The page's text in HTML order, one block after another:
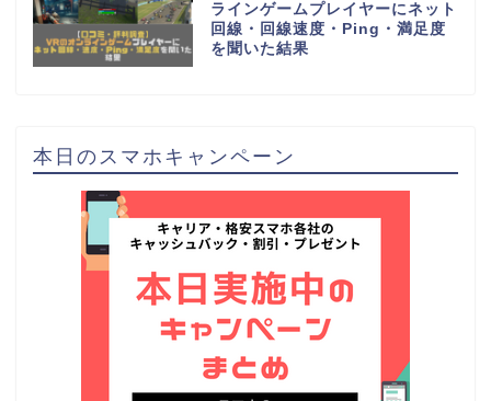
ラインゲームプレイヤーにネット
回線・回線速度・Ping・満足度
を聞いた結果
本日のスマホキャンペーン